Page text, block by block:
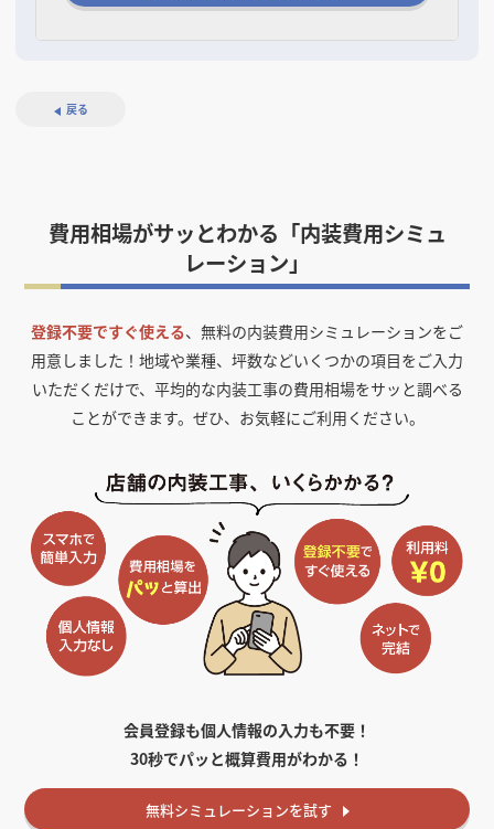
戻る
費用相場がサッとわかる「内装費用シミュ
レーション」
登録不要ですぐ使える、無料の内装費用シミュレーションをご
用意しました！ 地域や業種、坪数などいくつかの項目をご入力
いただくだけで、平均的な内装工事の費用相場をサッと調べる
ことができます。ぜひ、お気軽にご利用ください。
会員登録も個人情報の入力も不要！
30秒でパッと概算費用がわかる！
無料シミュレーションを試す